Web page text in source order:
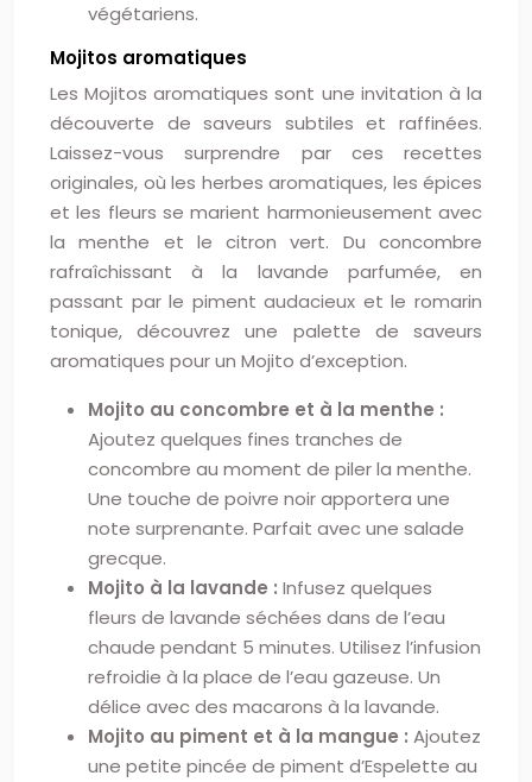
végétariens.
Mojitos aromatiques
Les Mojitos aromatiques sont une invitation à la
découverte de saveurs subtiles et raffinées.
Laissez-vous surprendre par ces recettes
originales, où les herbes aromatiques, les épices
et les fleurs se marient harmonieusement avec
la menthe et le citron vert. Du concombre
rafraîchissant à la lavande parfumée, en
passant par le piment audacieux et le romarin
tonique, découvrez une palette de saveurs
aromatiques pour un Mojito d’exception.
Mojito au concombre et à la menthe :
Ajoutez quelques fines tranches de
concombre au moment de piler la menthe.
Une touche de poivre noir apportera une
note surprenante. Parfait avec une salade
grecque.
Mojito à la lavande : Infusez quelques
fleurs de lavande séchées dans de l’eau
chaude pendant 5 minutes. Utilisez l’infusion
refroidie à la place de l’eau gazeuse. Un
délice avec des macarons à la lavande.
Mojito au piment et à la mangue : Ajoutez
une petite pincée de piment d’Espelette au